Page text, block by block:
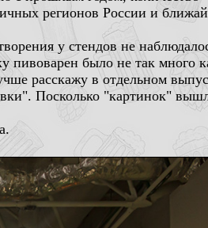
регионов России и
у стендов не
пивоварен было не так много
расскажу в отдельном
Посколько "картинок"